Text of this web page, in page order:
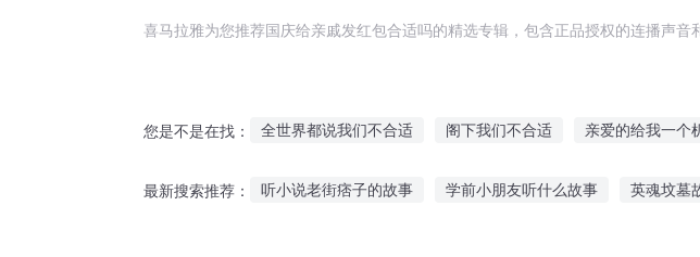
喜马拉雅为您推荐国庆给亲戚发红包合适吗的精选专辑，包含正品授权的连播声音
您是不是在找： 全世界都说我们不合适 阁下我们不合适 亲爱的给我一个
最新搜索推荐： 听小说老街痞子的故事 学前小朋友听什么故事 英魂坟墓